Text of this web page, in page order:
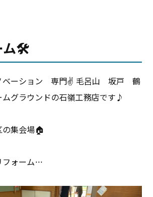
ム🛠️
ベーション 専門✌️ 毛呂山 坂戸 鶴
グラウンドの石嶺工務店です♪
集会場🏠
フォーム…